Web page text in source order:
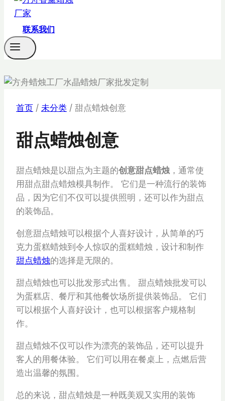
联系我们
首页 / 未分类 / 甜点蜡烛创意
甜点蜡烛创意
甜点蜡烛是以甜点为主题的创意甜点蜡烛 ，通常使
用甜点甜点蜡烛模具制作。 它们是一种流行的装饰
品，因为它们不仅可以提供照明，还可以作为甜点
的装饰品。
创意甜点蜡烛可以根据个人喜好设计，从简单的巧
克力蛋糕蜡烛到令人惊叹的蛋糕蜡烛，设计和制作
甜点蜡烛的选择是无限的。
甜点蜡烛也可以批发形式出售。 甜点蜡烛批发可以
为蛋糕店、餐厅和其他餐饮场所提供装饰品。 它们
可以根据个人喜好设计，也可以根据客户规格制
作。
甜点蜡烛不仅可以作为漂亮的装饰品，还可以提升
客人的用餐体验。 它们可以用在餐桌上，点燃后营
造出温馨的氛围。
总的来说，甜点蜡烛是一种既美观又实用的装饰